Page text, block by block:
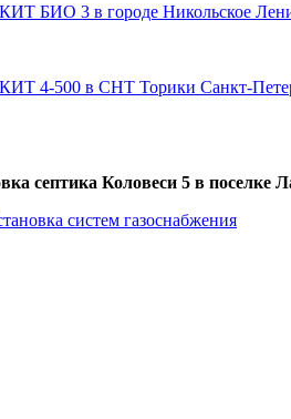
БИО 3 в городе Никольское
4-500 в СНТ Торики Санкт-
септика Коловеси 5 в поселке
систем газоснабжения